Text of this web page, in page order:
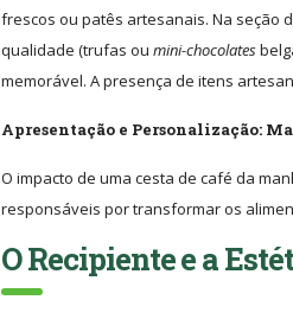
frescos ou patês artesanais. Na seção
qualidade (trufas ou mini-chocolates
memorável. A presença de itens
Apresentação e Personalização:
O impacto de uma cesta de café da
responsáveis por transformar os
O Recipiente e a